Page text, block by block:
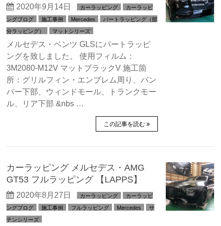
2020年9月14日 カーラッピング
カーラッピ
ングブログ
施工事例 Mercedes
パートラッピング（部
分ラッピング）
マットシリーズ
メルセデス・ベンツ GLSにパートラッピ
ングを致しました。 使用フィルム：
3M2080-M12V マットブラックV 施工箇
所：グリルフィン・エンブレム周り、バン
パー下部、ウィンドモール、トランクモー
ル、リア下部 &nbs …
この記事を読む
カーラッピング メルセデス・AMG
GT53 フルラッピング 【LAPPS】
2020年8月27日 カーラッピング
カーラッピ
ングブログ
施工事例 フルラッピング Mercedes
サ
テンシリーズ